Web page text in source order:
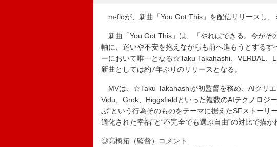
m-floが、新曲「You Got This」を配信リリースし、
新曲「You Got This」は、「やればできる。今がそ
軸に、迷いや不安を抱えながらも前へ進もうとする
ーにおいて唯一となる☆Taku Takahashi、VERBAL、
新曲としては約7年ぶりのリリースとなる。
MVは、☆Taku Takahashiが初監督を務め、AIクリエ
Vidu、Grok、Higgsfieldといった複数のAIテクノロジ
ぶ”という行為そのものをテーマに据えたSFストーリ
適化された幸福”と“不完全でも選ぶ自由”の対比で描か
◎高橋拓（監督）コメント